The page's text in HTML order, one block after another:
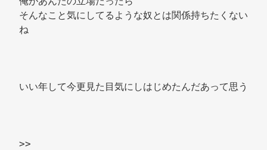
そんなこと気にしてるような奴とは関係持ちたくない
ね
>>